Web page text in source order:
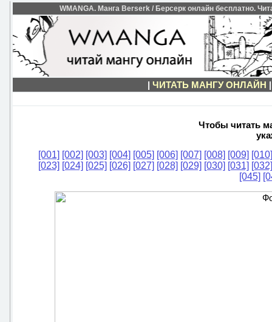
WMANGA. Манга Berserk / Берсерк онлайн бесплатно.
| ЧИТАТЬ МАНГУ ОНЛАЙН
Чтобы читать
[001] [002] [003] [004] [005] [006] [007] [008] [009] [010]
[023] [024] [025] [026] [027] [028] [029] [030] [031] [032]
[045]